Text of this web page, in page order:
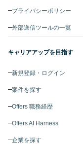
プライバシーポリシー
外部送信ツールの一覧
キャリアアップを目指す
新規登録・ログイン
案件を探す
Offers 職務経歴
Offers AI Harness
企業を探す